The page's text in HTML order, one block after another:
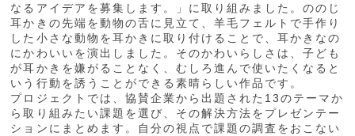
なるアイデアを募集します。」に取り組みました。ののじ
耳かきの先端を動物の舌に見立て、羊毛フェルトで手作り
した小さな動物を耳かきに取り付けることで、耳かきなの
にかわいいを演出しました。そのかわいらしさは、子ども
が耳かきを嫌がることなく、むしろ進んで使いたくなると
いう行動を誘うことができる素晴らしい作品です。
プロジェクトでは、協賛企業から出題された13のテーマか
ら取り組みたい課題を選び、その解決方法をプレゼンテー
ションにまとめます。自分の視点で課題の調査をおこない